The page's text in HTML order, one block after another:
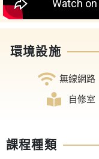
環境設施
無線網路
自修室
課程種類